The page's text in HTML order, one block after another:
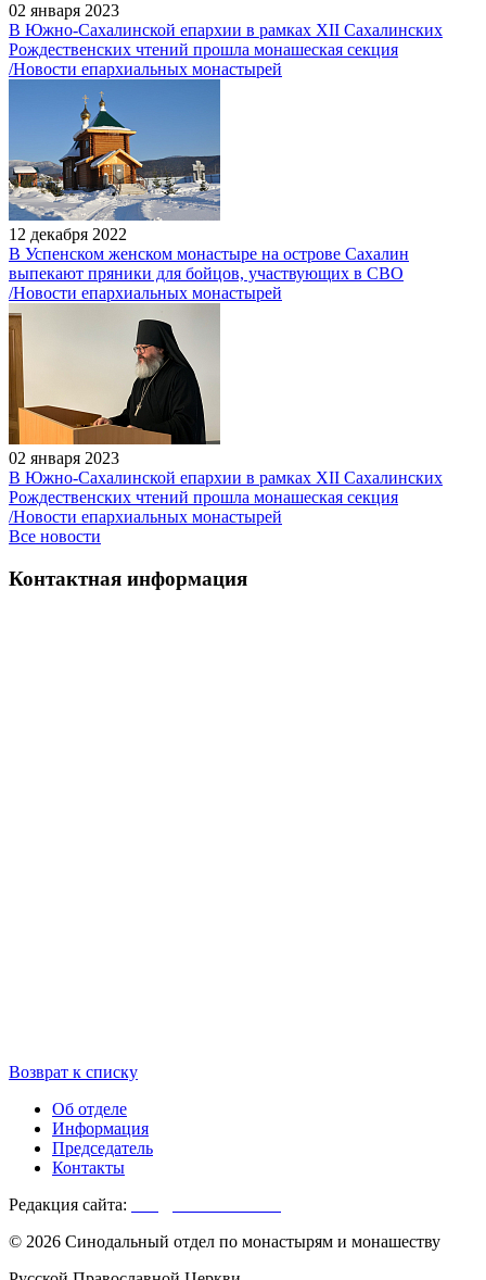
02 января 2023
В Южно-Сахалинской епархии в рамках XII Сахалинских
Рождественских чтений прошла монашеская секция
/Новости епархиальных монастырей
12 декабря 2022
В Успенском женском монастыре на острове Сахалин
выпекают пряники для бойцов, участвующих в СВО
/Новости епархиальных монастырей
02 января 2023
В Южно-Сахалинской епархии в рамках XII Сахалинских
Рождественских чтений прошла монашеская секция
/Новости епархиальных монастырей
Все новости
Контактная информация
Возврат к списку
Об отделе
Информация
Председатель
Контакты
Редакция сайта:
© 2026 Синодальный отдел по монастырям и монашеству